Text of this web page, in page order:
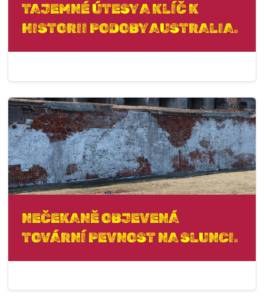
TAJEMNÉ ÚTESY A KLÍČ K
HISTORII PODOBY AUSTRALIA.
NEČEKANĚ OBJEVENÁ
TOVÁRNÍ PEVNOST NA SLUNCI.